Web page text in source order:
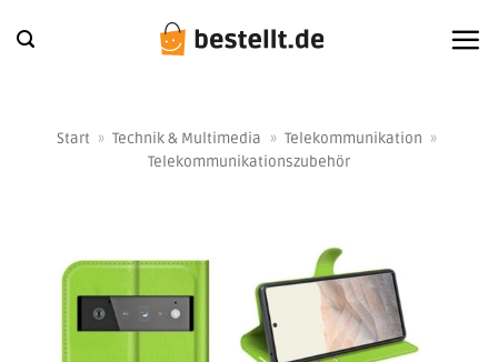
Inhalt
Start » Technik & Multimedia » Telekommunikation »
Telekommunikationszubehör